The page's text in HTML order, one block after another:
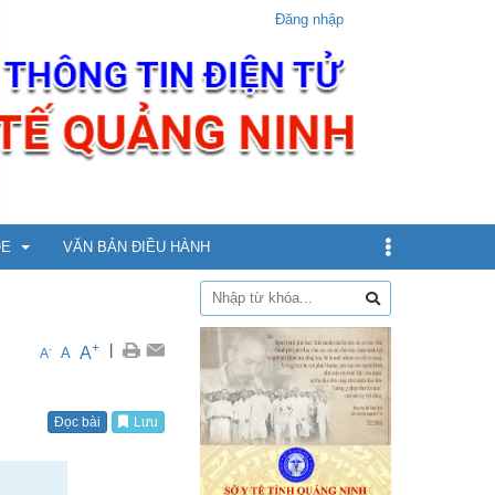
Đăng nhập
5 - dưới 12 tuổi
VĂN BẢN ĐIỀU HÀNH
A- A A+ |
Đọc bài Lưu